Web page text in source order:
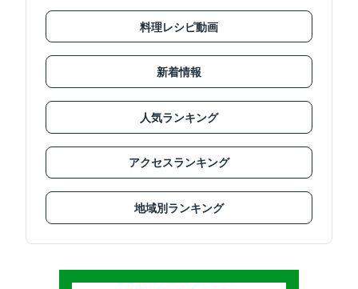
料理レシピ動画
新着情報
人気ランキング
アクセスランキング
地域別ランキング